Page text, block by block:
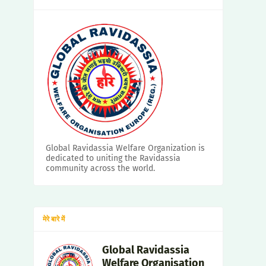
Global Ravidassia Welfare Organization is
dedicated to uniting the Ravidassia
community across the world.
मेरे बारे में
Global Ravidassia
Welfare Organisation